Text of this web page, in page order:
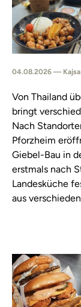
04.08.2026 —
Von Thailand
bringt
Nach
Pforzheim
Giebel-Bau in
erstmals nach
Landesküche
aus